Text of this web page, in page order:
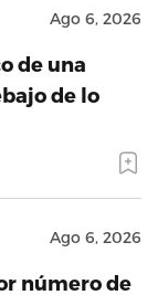
Ago 6, 2026
de una
de lo
Ago 6, 2026
número de